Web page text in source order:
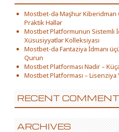
Mostbet-də Məşhur Kiberidman
Praktik Həllər
Mostbet Platformunun Sistemli
Xüsusiyyətlər Kolleksiyası
Mostbet-də Fantaziya İdmanı
Qurun
Mostbet Platforması Nədir –
Mostbet Platforması – Lisenziya
RECENT
ARCHIVES